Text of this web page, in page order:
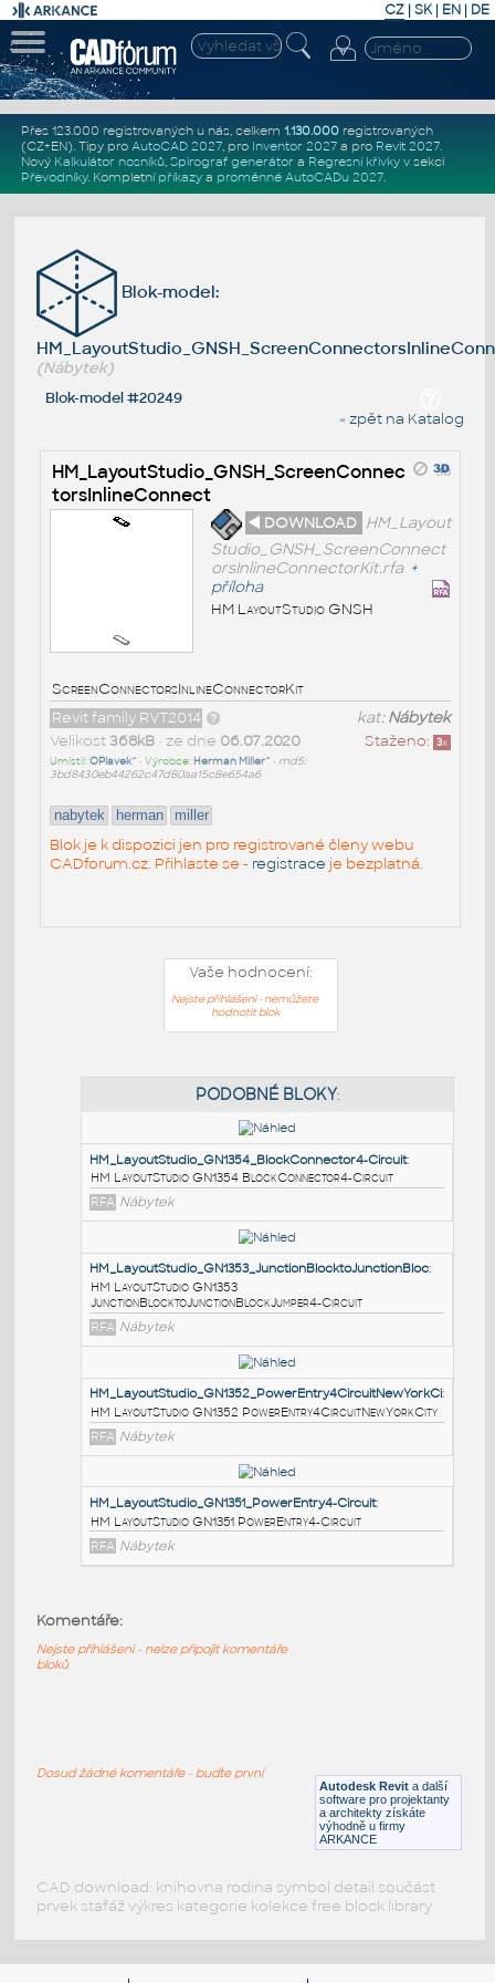
CZ | SK| EN | DE
Přes 123.000 registrovaných u nás, celkem 1.130.000registrovaných
(CZ+EN). Tipy pro AutoCAD 2027, pro Inventor 2027a pro Revit 2027.
Nový Kalkulátor nosníků, Spirograf generátor a Regresní křivkyv sekci
Převodníky. Kompletní příkazya proměnné AutoCADu 2027.
Blok-model:
(Nábytek)
Blok-model #20249
« zpět na Katalog
HM_LayoutStudio_GNSH_ScreenConnec
torsInlineConnect
◄ DOWNLOAD HM_Layout
Studio_GNSH_ScreenConnect
orsInlineConnectorKit.rfa +
příloha
HM LayoutStudio GNSH
ScreenConnectorsInlineConnectorKit
kat:Nábytek
Revit family RVT2014
Staženo: 3x
Velikost368kB• ze dne 06.07.2020
Umístil:OPlavek^ • Výrobce: Herman Miller^ • md5:
3bd8430eb44262c47d80aa15c8e654a6
nabytek herman miller
Blok je k dispozici jen pro registrované členy webu
CADforum.cz. Přihlaste se - registrace je bezplatná.
Vaše hodnocení:
Nejste přihlášeni - nemůžete
hodnotit blok
PODOBNÉ BLOKY
HM_LayoutStudio_GN1354_BlockConnector4-Circuit
HM LayoutStudio GN1354 BlockConnector4-Circuit
RFA Nábytek
HM LayoutStudio GN1353
JunctionBlocktoJunctionBlockJumper4-Circuit
RFA Nábytek
HM LayoutStudio GN1352
HM_LayoutStudio_GN1351_PowerEntry4-Circuit
HM LayoutStudio GN1351 PowerEntry4-Circuit
Autodesk Revit a další
software pro projektanty
a architekty získáte
výhodně u firmy
ARKANCE
Komentáře:
Nejste přihlášeni - nelze připojit komentáře
bloků
Dosud žádné komentáře - buďte první
CAD download: knihovna rodina symbol detail součást
prvek stafáž výkres kategorie kolekce free block library